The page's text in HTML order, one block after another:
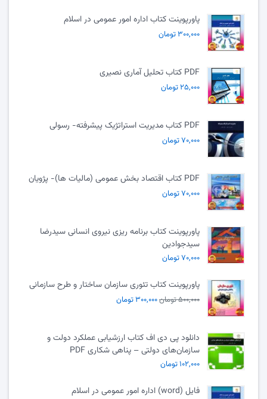
پاورپوینت کتاب اداره امور عمومی در اسلام
۳۰۰,۰۰۰ تومان
PDF کتاب تحلیل آماری نصیری
۲۵,۰۰۰ تومان
PDF کتاب مدیریت استراتژیک پیشرفته- رسولی
۷۰,۰۰۰ تومان
PDF کتاب اقتصاد بخش عمومی (مالیات ها)- پژویان
۷۰,۰۰۰ تومان
پاورپوینت کتاب برنامه ریزی نیروی انسانی سیدرضا
سیدجوادین
۷۰,۰۰۰ تومان
پاورپوینت کتاب تئوری سازمان ساختار و طرح سازمانی
۵۰۰,۰۰۰ تومان ۳۰۰,۰۰۰ تومان
دانلود پی دی اف کتاب ارزشیابی عملکرد دولت و
سازمان‌های دولتی – پناهی شکاری PDF
۱۰۲,۰۰۰ تومان
فایل (word) اداره امور عمومی در اسلام